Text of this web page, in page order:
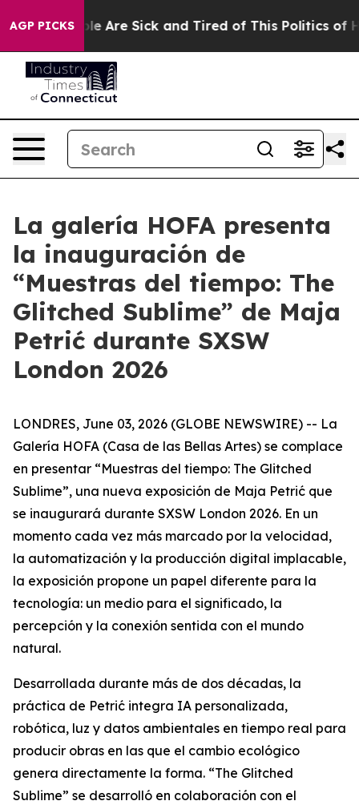
AGP PICKS
“People Are Sick and Tired of This Politics of
La galería HOFA presenta
la inauguración de
“Muestras del tiempo: The
Glitched Sublime” de Maja
Petrić durante SXSW
London 2026
LONDRES, June 03, 2026 (GLOBE NEWSWIRE) -- La
Galería HOFA (Casa de las Bellas Artes) se complace
en presentar “Muestras del tiempo: The Glitched
Sublime”, una nueva exposición de Maja Petrić que
se inaugurará durante SXSW London 2026. En un
momento cada vez más marcado por la velocidad,
la automatización y la producción digital implacable,
la exposición propone un papel diferente para la
tecnología: un medio para el significado, la
percepción y la conexión sentida con el mundo
natural.
Desarrollada durante más de dos décadas, la
práctica de Petrić integra IA personalizada,
robótica, luz y datos ambientales en tiempo real para
producir obras en las que el cambio ecológico
genera directamente la forma. “The Glitched
Sublime” se desarrolló en colaboración con el